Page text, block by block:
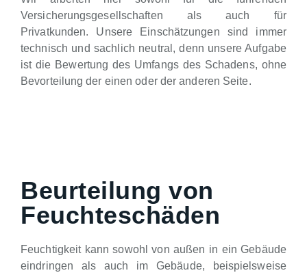
Versicherungsgesellschaften als auch für
Privatkunden. Unsere Einschätzungen sind immer
technisch und sachlich neutral, denn unsere Aufgabe
ist die Bewertung des Umfangs des Schadens, ohne
Bevorteilung der einen oder der anderen Seite.
Beurteilung von
Feuchteschäden
Feuchtigkeit kann sowohl von außen in ein Gebäude
eindringen als auch im Gebäude, beispielsweise